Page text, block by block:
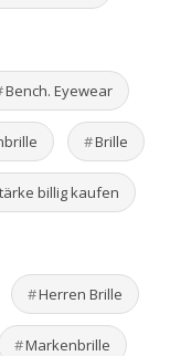
Bench. Eyewear
Brille
billig kaufen
Herren Brille
Markenbrille